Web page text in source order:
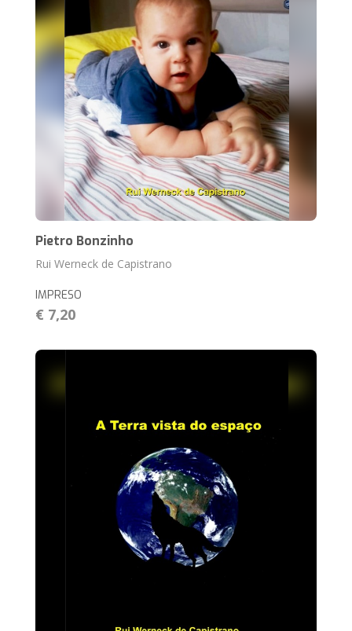
Pietro Bonzinho
Rui Werneck de Capistrano
IMPRESO
€ 7,20